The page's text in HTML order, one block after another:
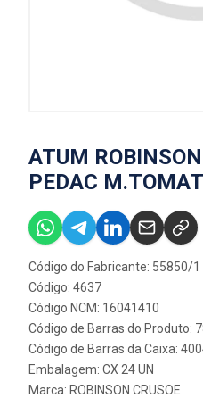
ATUM
PEDAC
Código do Fabricante: 55850/1
Código: 4637
Código NCM: 16041410
Código de Barras do Produto:
Código de Barras da Caixa:
Embalagem: CX 24 UN
Marca: ROBINSON CRUSOE